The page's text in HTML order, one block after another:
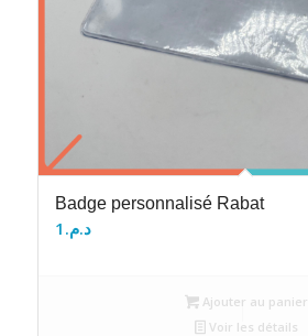
Badge personnalisé Rabat
د.م. 1
Ajouter au panier
Voir les détails